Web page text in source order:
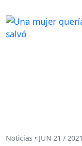
Noticias • JUN 21 / 2021